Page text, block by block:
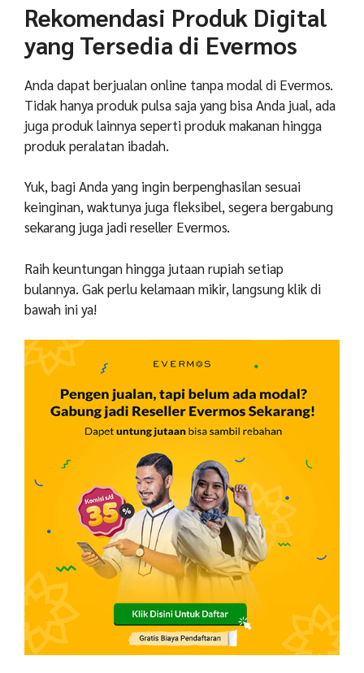
Rekomendasi Produk Digital
yang Tersedia di Evermos
Anda dapat berjualan online tanpa modal di Evermos.
Tidak hanya produk pulsa saja yang bisa Anda jual, ada
juga produk lainnya seperti produk makanan hingga
produk peralatan ibadah.
Yuk, bagi Anda yang ingin berpenghasilan sesuai
keinginan, waktunya juga fleksibel, segera bergabung
sekarang juga jadi reseller Evermos.
Raih keuntungan hingga jutaan rupiah setiap
bulannya. Gak perlu kelamaan mikir, langsung klik di
bawah ini ya!